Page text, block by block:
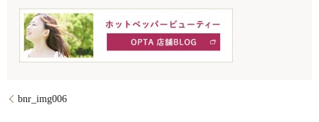
bnr_img006